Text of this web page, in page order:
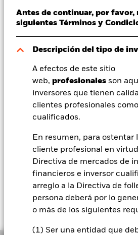
Antes de continuar, por favor,
siguientes Términos y
Descripción del tipo de
A efectos de este sitio
web, profesionales son
inversores que tienen
clientes profesionales
cualificados.
En resumen, para ostentar
cliente profesional en
Directiva de mercados de
financieros e inversor
arreglo a la Directiva de
persona deberá por lo
o más de los siguientes
(1) Ser una entidad que
Profesionales
España
Change location
BlackRock
iShares
Nuestra compañía
EUR 11,13
52 Semanas: 9,77 - 11,13
Variación del valor liquidativo a 07 ago 2026
EUR 0,05 (0,50%)
6,48%
El 28 de octubre de 2025, una
cancelarán. Consulte la carta
desea obtener más